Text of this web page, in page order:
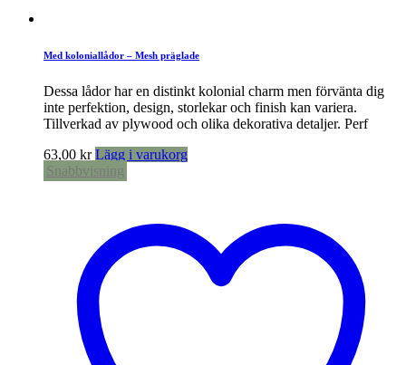
Med koloniallådor – Mesh präglade
Dessa lådor har en distinkt kolonial charm men förvänta dig
inte perfektion, design, storlekar och finish kan variera.
Tillverkad av plywood och olika dekorativa detaljer. Perf
63,00 kr Lägg i varukorg
Snabbvisning